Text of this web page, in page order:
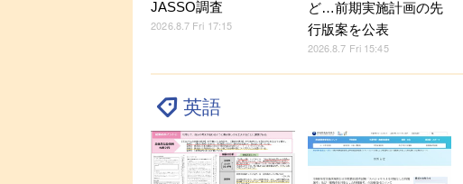
JASSO調査
2026.8.7 Fri 17:15
ど…前期実施計画の先
行版案を公表
2026.8.7 Fri 15:45
英語